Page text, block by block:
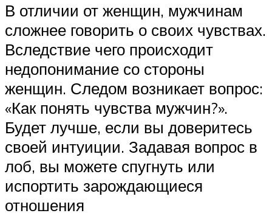
В отличии от женщин, мужчинам
сложнее говорить о своих чувствах.
Вследствие чего происходит
недопонимание со стороны
женщин. Следом возникает вопрос:
«Как понять чувства мужчин?».
Будет лучше, если вы доверитесь
своей интуиции. Задавая вопрос в
лоб, вы можете спугнуть или
испортить зарождающиеся
отношения